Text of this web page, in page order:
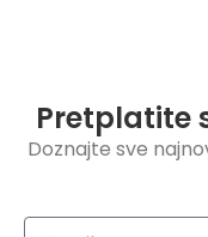
Pretplatite
Doznajte sve